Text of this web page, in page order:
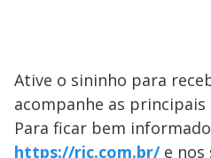
Ative o sininho para
acompanhe as principais
Para ficar bem
https://ric.com.br/e nos